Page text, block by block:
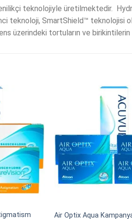
teknolojiyle üretilmektedir.
teknoloji, SmartShield™ teknolojisi
üzerindeki tortuların ve
Air Optix Aqua